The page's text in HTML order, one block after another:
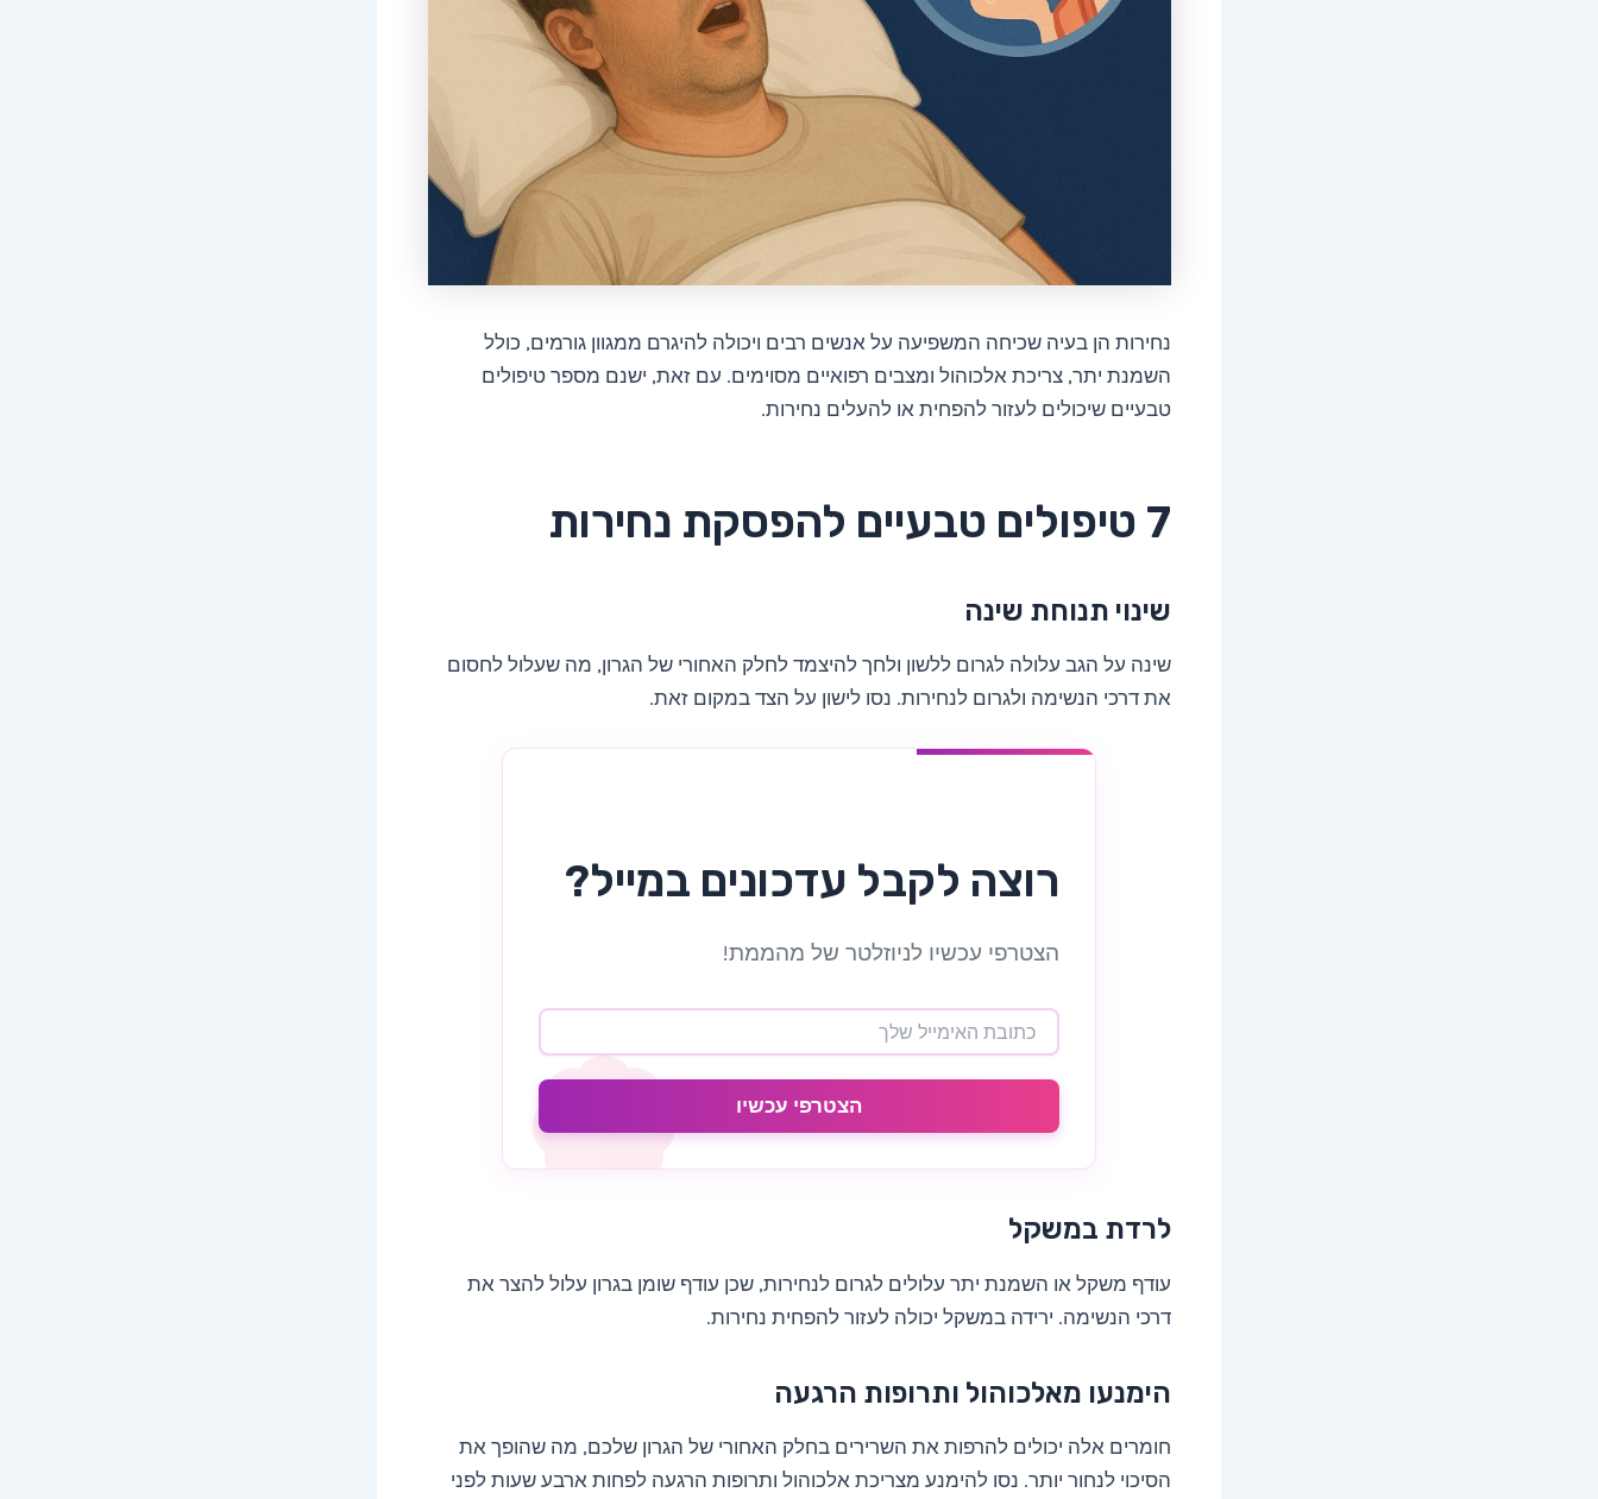
נחירות הן בעיה שכיחה המשפיעה על אנשים רבים ויכולה להיגרם ממגוון גורמים, כולל
השמנת יתר, צריכת אלכוהול ומצבים רפואיים מסוימים. עם זאת, ישנם מספר טיפולים
טבעיים שיכולים לעזור להפחית או להעלים נחירות.
7 טיפולים טבעיים להפסקת נחירות
שינוי תנוחת שינה
שינה על הגב עלולה לגרום ללשון ולחך להיצמד לחלק האחורי של הגרון, מה שעלול לחסום
את דרכי הנשימה ולגרום לנחירות. נסו לישון על הצד במקום זאת.
רוצה לקבל עדכונים במייל?
הצטרפי עכשיו לניוזלטר של מהממת!
הצטרפי עכשיו
לרדת במשקל
עודף משקל או השמנת יתר עלולים לגרום לנחירות, שכן עודף שומן בגרון עלול להצר את
דרכי הנשימה. ירידה במשקל יכולה לעזור להפחית נחירות.
הימנעו מאלכוהול ותרופות הרגעה
חומרים אלה יכולים להרפות את השרירים בחלק האחורי של הגרון שלכם, מה שהופך את
הסיכוי לנחור יותר. נסו להימנע מצריכת אלכוהול ותרופות הרגעה לפחות ארבע שעות לפני